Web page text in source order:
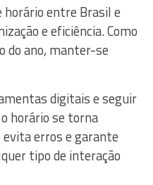
horário entre Brasil e
e eficiência. Como
do ano, manter-se
digitais e seguir
horário se torna
erros e garante
tipo de interação